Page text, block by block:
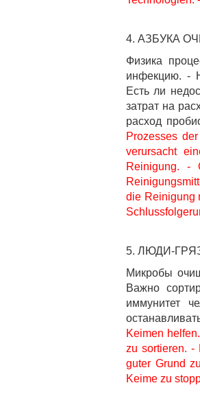
4. АЗБУКА
Физика
инфекцию. -
Есть ли
затрат на
расход
Prozesses
verursacht
Reinigung. -
die Reinigung
5. ЛЮДИ-
Микробы
Важно
иммунитет
Keimen
zu sortieren. -
guter Grund
Keime zu